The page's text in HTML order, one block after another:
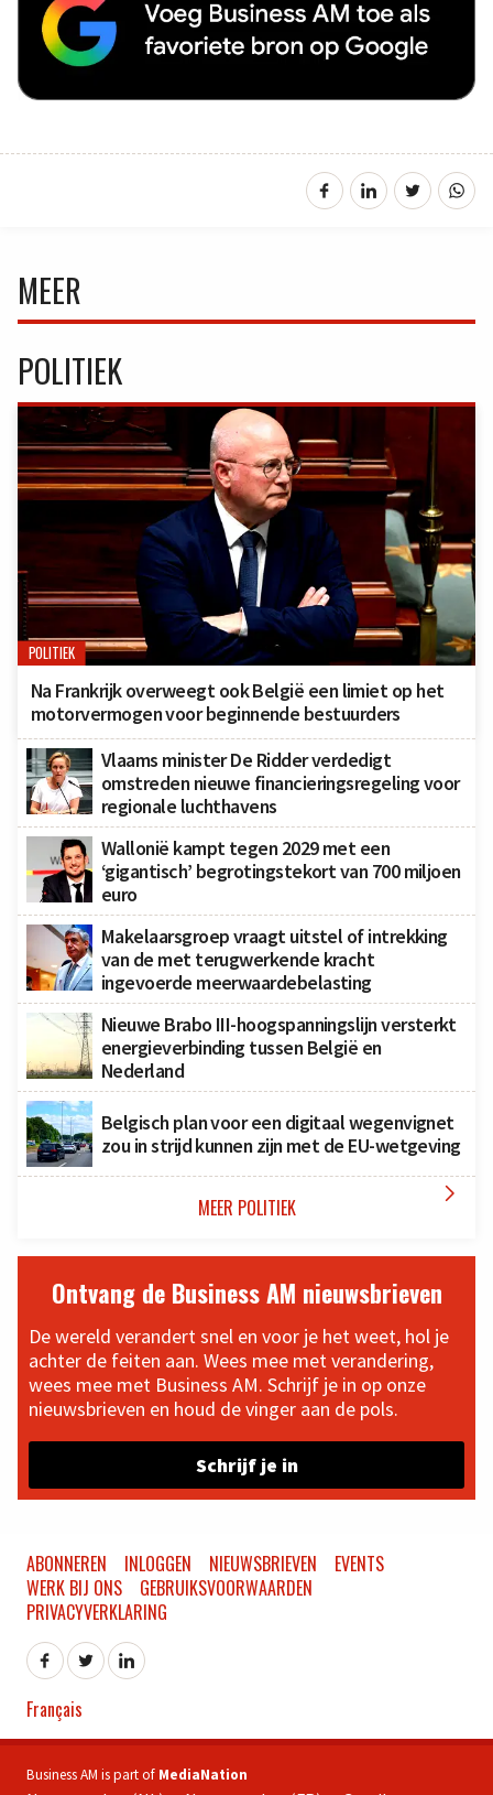
MEER
POLITIEK
POLITIEK
Na Frankrijk overweegt ook België een limiet op het
motorvermogen voor beginnende bestuurders
Vlaams minister De Ridder verdedigt
omstreden nieuwe financieringsregeling voor
regionale luchthavens
Wallonië kampt tegen 2029 met een
‘gigantisch’ begrotingstekort van 700 miljoen
euro
Makelaarsgroep vraagt uitstel of intrekking
van de met terugwerkende kracht
ingevoerde meerwaardebelasting
Nieuwe Brabo III-hoogspanningslijn versterkt
energieverbinding tussen België en
Nederland
Belgisch plan voor een digitaal wegenvignet
zou in strijd kunnen zijn met de EU-wetgeving
MEER POLITIEK 
Ontvang de Business AM nieuwsbrieven
De wereld verandert snel en voor je het weet, hol je
achter de feiten aan. Wees mee met verandering,
wees mee met Business AM. Schrijf je in op onze
nieuwsbrieven en houd de vinger aan de pols.
Schrijf je in
ABONNEREN INLOGGEN NIEUWSBRIEVEN
EVENTS
WERK BIJ ONS
GEBRUIKSVOORWAARDEN
PRIVACYVERKLARING
Français
Business AM is part of MediaNation